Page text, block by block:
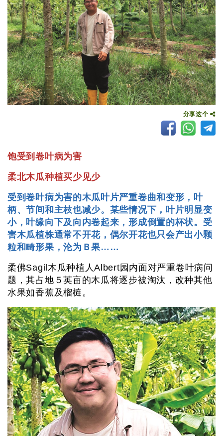
分享这个
饱受到卷叶病为害
柔北木瓜种植买少见少
受到卷叶病为害的木瓜叶片严重卷曲和变形，叶
柄、节间和主枝也减少。某些情况下，叶片明显变
小，叶缘向下及向内卷起来，形成倒置的杯状。受
害木瓜植株通常不开花，偶尔开花也只会产出小颗
粒和畸形果，沦为Ｂ果……
柔佛Sagil木瓜种植人Albert园内面对严重卷叶病问
题，其占地５英亩的木瓜将逐步被淘汰，改种其他
水果如香蕉及榴梿。